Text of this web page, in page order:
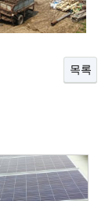
목록